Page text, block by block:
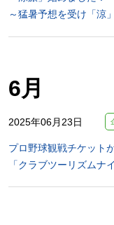
～猛暑予想を受け「涼
6月
2025年06月23日
プロ野球観戦チケット
「クラブツーリズムナ